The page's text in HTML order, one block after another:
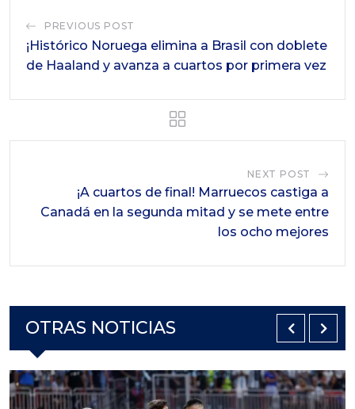
PREVIOUS POST
¡Histórico Noruega elimina a Brasil con doblete
de Haaland y avanza a cuartos por primera vez
NEXT POST
¡A cuartos de final! Marruecos castiga a
Canadá en la segunda mitad y se mete entre
los ocho mejores
OTRAS NOTICIAS